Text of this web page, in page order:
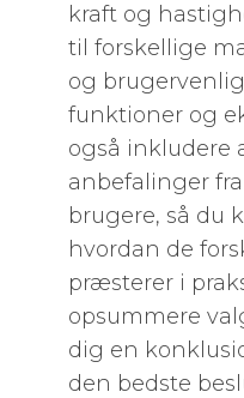
kraft og
til forskellige
og
funktioner og
også inkludere
anbefalinger
brugere, så du
hvordan de
præsterer i
opsummere
dig en
den bedste